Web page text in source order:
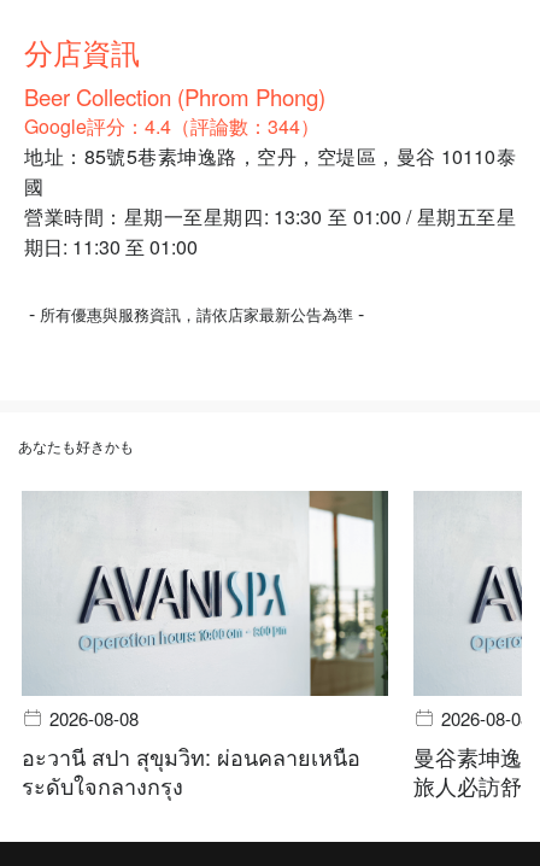
分店資訊
Beer Collection (Phrom Phong)
Google評分：4.4（評論數：344）
地址：85號5巷素坤逸路，空丹，空堤區，曼谷 10110泰
國
營業時間：星期一至星期四: 13:30 至 01:00 / 星期五至星
期日: 11:30 至 01:00
- 所有優惠與服務資訊，請依店家最新公告為準 -
あなたも好きかも
2026-08-08
อะวานี สปา สุขุมวิท: ผ่อนคลายเหนือ
ระดับใจกลางกรุง
2026-08-08
曼谷素坤逸
旅人必訪舒